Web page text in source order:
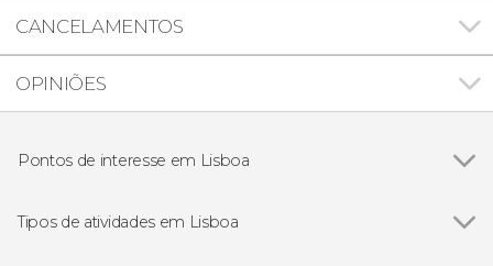
CANCELAMENTOS
OPINIÕES
Pontos de interesse em Lisboa
Torre de Belém
Tipos de atividades em Lisboa